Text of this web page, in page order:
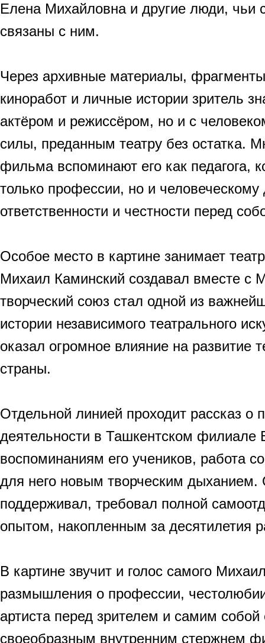
Елена Михайловна и другие люди, чьи
связаны с ним.
Через архивные материалы,
киноработ и личные истории зритель
актёром и режиссёром, но и с
силы, преданным театру без остатка.
фильма вспоминают его как педагога,
только профессии, но и человеческому
ответственности и честности перед
Особое место в картине занимает
Михаил Каминский создавал вместе с
творческий союз стал одной из
истории независимого театрального
оказал огромное влияние на развитие
страны.
Отдельной линией проходит рассказ о
деятельности в Ташкентском
воспоминаниям его учеников, работа
для него новым творческим дыханием.
поддерживал, требовал полной
опытом, накопленным за десятилетия
В картине звучит и голос самого
размышления о профессии,
артиста перед зрителем и самим собой
своеобразным внутренним стержнем